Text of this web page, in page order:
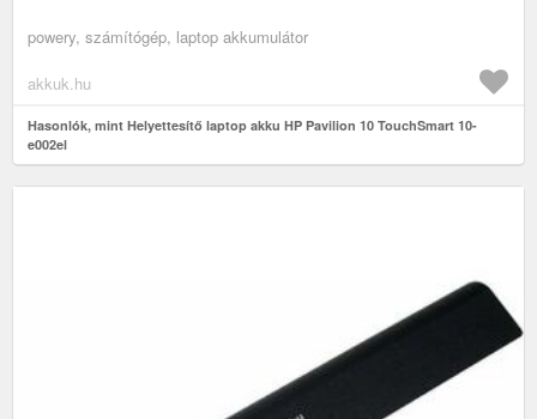
powery, számítógép, laptop akkumulátor
akkuk.hu
Hasonlók, mint Helyettesítő laptop akku HP Pavilion 10 TouchSmart 10-
e002el